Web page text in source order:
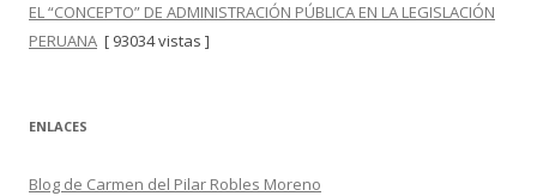
EL “CONCEPTO” DE ADMINISTRACIÓN PÚBLICA EN LA LEGISLACIÓN
PERUANA [ 93034 vistas ]
ENLACES
Blog de Carmen del Pilar Robles Moreno